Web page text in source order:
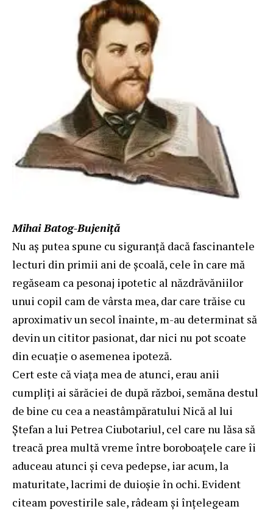
Mihai Batog-Bujeniță
Nu aș putea spune cu siguranță dacă fascinantele
lecturi din primii ani de școală, cele în care mă
regăseam ca pesonaj ipotetic al năzdrăvăniilor
unui copil cam de vârsta mea, dar care trăise cu
aproximativ un secol înainte, m-au determinat să
devin un cititor pasionat, dar nici nu pot scoate
din ecuație o asemenea ipoteză.
Cert este că viața mea de atunci, erau anii
cumpliți ai sărăciei de după război, semăna destul
de bine cu cea a neastâmpăratului Nică al lui
Ștefan a lui Petrea Ciubotariul, cel care nu lăsa să
treacă prea multă vreme între boroboațele care îi
aduceau atunci și ceva pedepse, iar acum, la
maturitate, lacrimi de duioșie în ochi. Evident
citeam povestirile sale, râdeam și înțelegeam